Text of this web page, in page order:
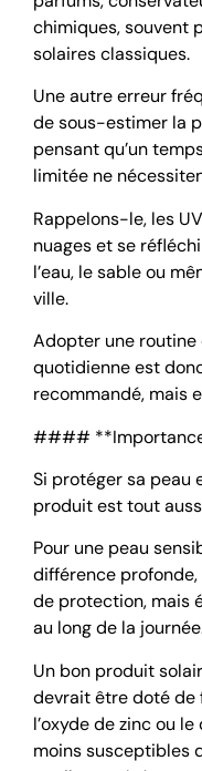
chimiques, souvent
solaires classiques.
Une autre erreur
de sous-estimer la
pensant qu’un
limitée ne
Rappelons-le, les
nuages et se
l’eau, le sable ou
ville.
Adopter une
quotidienne est
recommandé, mais
####
Si protéger sa peau
produit est tout
Pour une peau
différence
de protection, mais
au long de la
Un bon produit
devrait être doté de
l’oxyde de zinc ou
moins susceptibles